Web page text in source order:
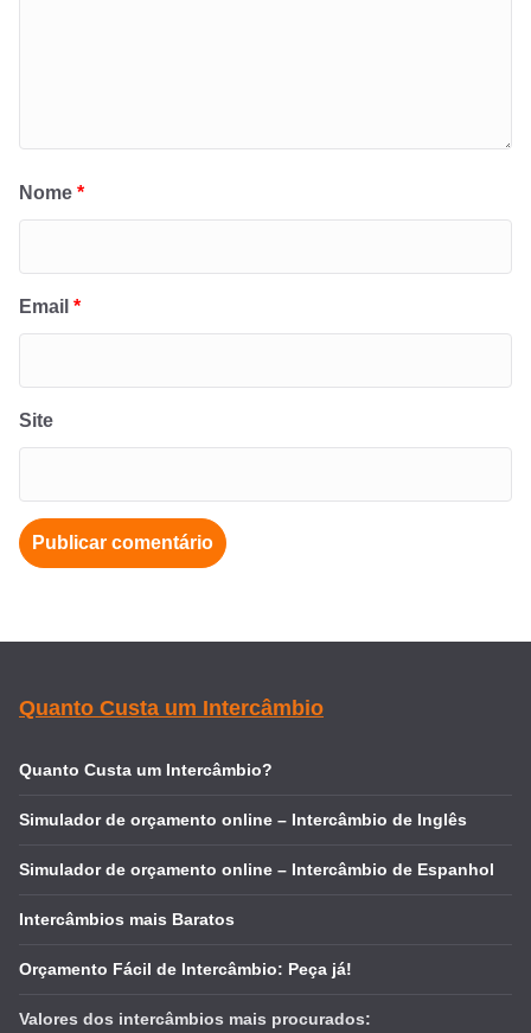
Nome *
Email *
Site
Quanto Custa um Intercâmbio
Quanto Custa um Intercâmbio?
Simulador de orçamento online – Intercâmbio de Inglês
Simulador de orçamento online – Intercâmbio de Espanhol
Intercâmbios mais Baratos
Orçamento Fácil de Intercâmbio: Peça já!
Valores dos intercâmbios mais procurados: